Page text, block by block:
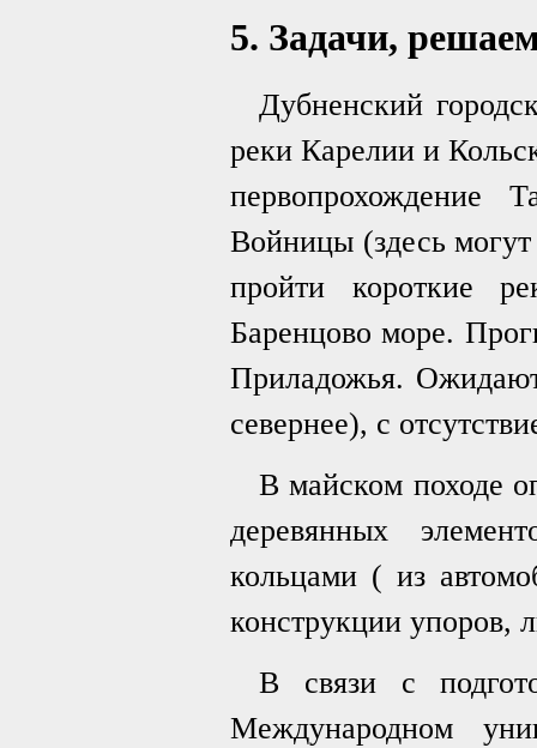
5. Задачи,
Дубненский
реки Карелии и
первопрохождение
Войницы (здесь
пройти короткие
Баренцово море.
Приладожья.
севернее), с
В майском походе
деревянных
кольцами ( из
конструкции упоров,
В связи с
Международном